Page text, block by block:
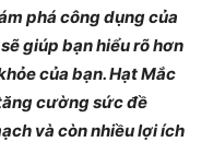
phá công dụng của
giúp bạn hiểu rõ hơn
của bạn. Hạt Mắc
cường sức đề
và còn nhiều lợi ích